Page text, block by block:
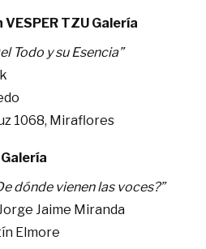
TZU Galería
Todo y su Esencia”
1068, Miraflores
dónde vienen las voces?”
Jaime Miranda
Elmore